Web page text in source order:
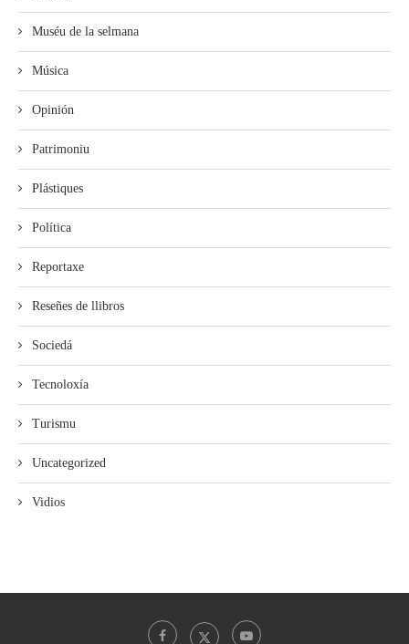
Muséu de la selmana
Música
Opinión
Patrimoniu
Plástiques
Política
Reportaxe
Reseñes de llibros
Sociedá
Tecnoloxía
Turismu
Uncategorized
Vidios